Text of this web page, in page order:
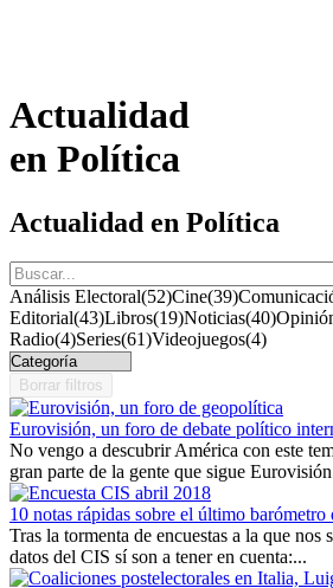
Actualidad
en Política
Actualidad en Política
Análisis Electoral(52)Cine(39)
Editorial(43)Libros(19)Noticias(40)
Radio(4)Series(61)Videojuegos(4)
Borrar filtros
Eurovisión, un foro de debate político
No vengo a descubrir América con este
gran parte de la gente que sigue
10 notas rápidas sobre el último
Tras la tormenta de encuestas a la que nos
datos del CIS sí son a tener en cuenta:...